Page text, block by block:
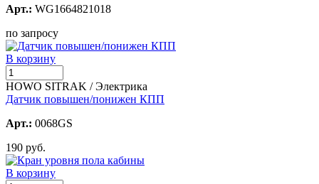
Арт.: WG1664821018
по запросу
В корзину
HOWO SITRAK / Электрика
Датчик повышен/понижен КПП
Арт.: 0068GS
190 руб.
В корзину